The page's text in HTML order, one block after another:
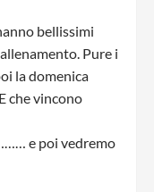
bellissimi
Pure i
la domenica
che vincono
e poi vedremo